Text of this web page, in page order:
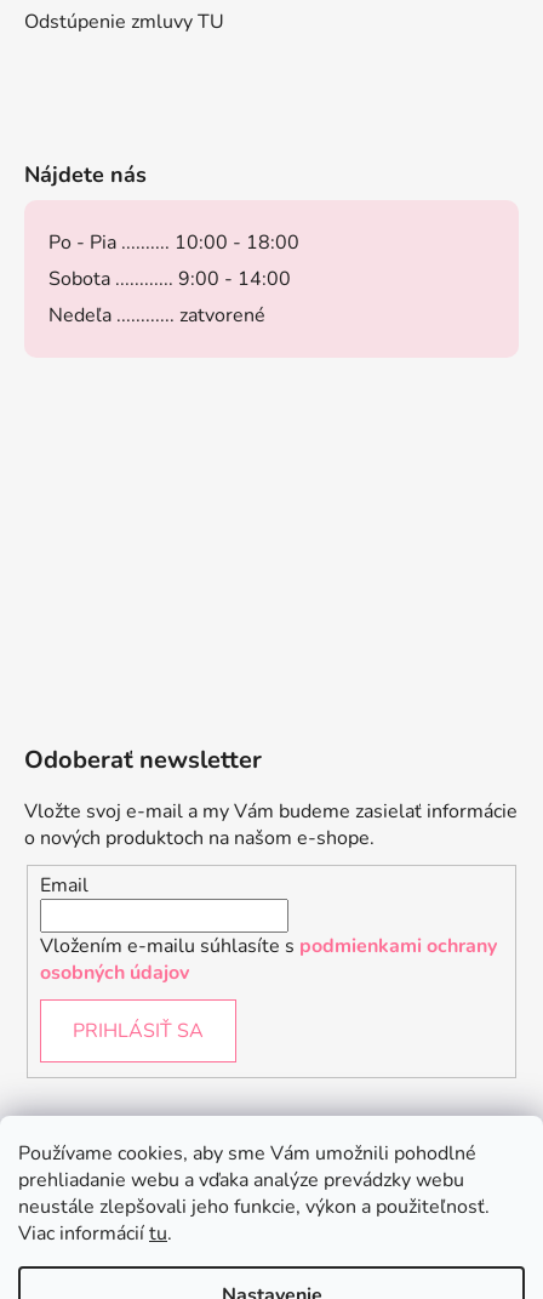
Používame cookies, aby sme Vám umožnili pohodlné
prehliadanie webu a vďaka analýze prevádzky webu
neustále zlepšovali jeho funkcie, výkon a použiteľnosť.
Viac informáciítu.
Odstúpenie zmluvy TU
Nájdete nás
Po - Pia .......... 10:00 - 18:00
Sobota ............ 9:00 - 14:00
Nedeľa ............ zatvorené
Odoberať newsletter
Vložte svoj e-mail a my Vám budeme zasielať informácie
o nových produktoch na našom e-shope.
Email
Vložením e-mailu súhlasíte s podmienkami ochrany
osobných údajov
PRIHLÁSIŤ SA
Instagram